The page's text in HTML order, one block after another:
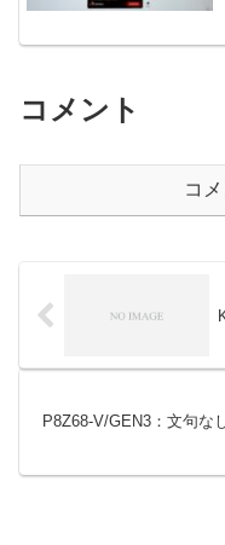
コメント
コ
P8Z68-V/GEN3：文句な